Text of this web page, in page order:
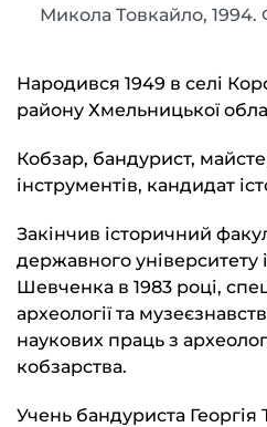
Микола Товкайло, 1994.
Народився 1949 в селі
району Хмельницької
Кобзар, бандурист,
інструментів, кандидат
Закінчив історичний
державного університету
Шевченка в 1983 році,
археології та
наукових праць з
кобзарства.
Учень бандуриста Георгія